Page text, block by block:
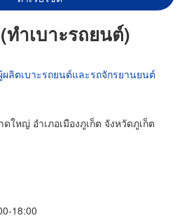
ำเบาะรถยนต์)
ลิตเบาะรถยนต์และรถจักรยานยนต์
ใหญ่ อำเภอเมืองภูเก็ต จังหวัดภูเก็ต
18:00